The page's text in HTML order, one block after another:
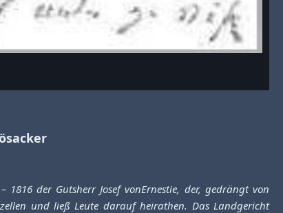
der Gutsherr Josef vonErnestie, der, gedrängt von
und ließ Leute darauf heirathen. Das Landgericht